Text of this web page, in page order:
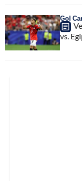
Gol
vs.